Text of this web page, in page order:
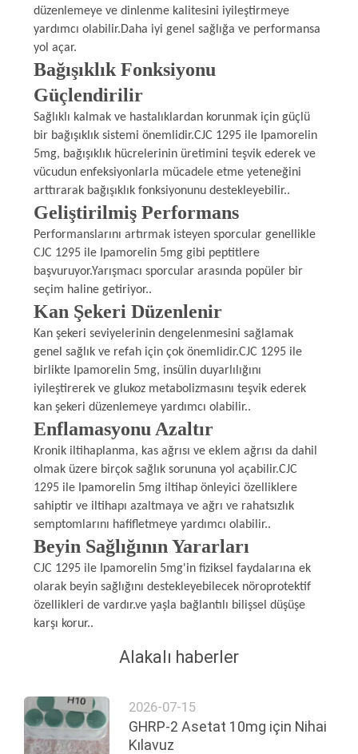
düzenlemeye ve dinlenme kalitesini iyileştirmeye
yardımcı olabilir.Daha iyi genel sağlığa ve performansa
yol açar.
Bağışıklık Fonksiyonu
Güçlendirilir
Sağlıklı kalmak ve hastalıklardan korunmak için güçlü
bir bağışıklık sistemi önemlidir.CJC 1295 ile Ipamorelin
5mg, bağışıklık hücrelerinin üretimini teşvik ederek ve
vücudun enfeksiyonlarla mücadele etme yeteneğini
arttırarak bağışıklık fonksiyonunu destekleyebilir..
Geliştirilmiş Performans
Performanslarını artırmak isteyen sporcular genellikle
CJC 1295 ile Ipamorelin 5mg gibi peptitlere
başvuruyor.Yarışmacı sporcular arasında popüler bir
seçim haline getiriyor..
Kan Şekeri Düzenlenir
Kan şekeri seviyelerinin dengelenmesini sağlamak
genel sağlık ve refah için çok önemlidir.CJC 1295 ile
birlikte Ipamorelin 5mg, insülin duyarlılığını
iyileştirerek ve glukoz metabolizmasını teşvik ederek
kan şekeri düzenlemeye yardımcı olabilir..
Enflamasyonu Azaltır
Kronik iltihaplanma, kas ağrısı ve eklem ağrısı da dahil
olmak üzere birçok sağlık sorununa yol açabilir.CJC
1295 ile Ipamorelin 5mg iltihap önleyici özelliklere
sahiptir ve iltihapı azaltmaya ve ağrı ve rahatsızlık
semptomlarını hafifletmeye yardımcı olabilir..
Beyin Sağlığının Yararları
CJC 1295 ile Ipamorelin 5mg'in fiziksel faydalarına ek
olarak beyin sağlığını destekleyebilecek nöroprotektif
özellikleri de vardır.ve yaşla bağlantılı bilişsel düşüşe
karşı korur..
Alakalı haberler
2026-07-15
GHRP-2 Asetat 10mg için Nihai
Kılavuz